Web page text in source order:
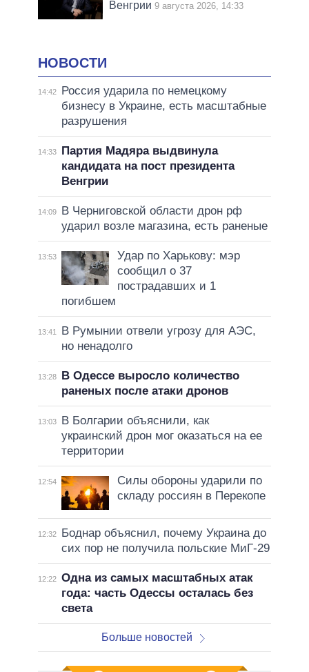
Венгрии 9 августа 2026, 14:33
НОВОСТИ
14:42
Россия ударила по немецкому
бизнесу в Украине, есть масштабные
разрушения
14:33
Партия Мадяра выдвинула
кандидата на пост президента
Венгрии
14:09
В Черниговской области дрон рф
ударил возле магазина, есть раненые
13:53
Удар по Харькову: мэр
сообщил о 37
пострадавших и 1
погибшем
13:41
В Румынии отвели угрозу для АЭС,
но ненадолго
13:28
В Одессе выросло количество
раненых после атаки дронов
13:03
В Болгарии объяснили, как
украинский дрон мог оказаться на ее
территории
12:54
Силы обороны ударили по
складу россиян в Перекопе
12:32
Боднар объяснил, почему Украина до
сих пор не получила польские МиГ-29
12:22 Одна из самых масштабных атак
года: часть Одессы осталась без
света
Больше новостей